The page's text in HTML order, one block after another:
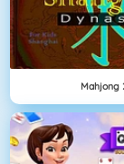
Mahjong